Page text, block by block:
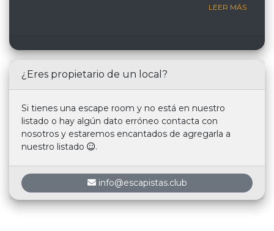
LEER MÁS
¿Eres propietario de un local?
Si tienes una escape room y no está en nuestro
listado o hay algún dato erróneo contacta con
nosotros y estaremos encantados de agregarla a
nuestro listado
.
info@escapistas.club